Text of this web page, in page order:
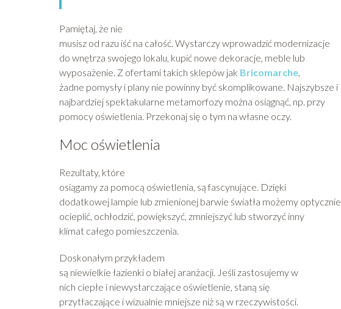
Pamiętaj, że nie
musisz od razu iść na całość. Wystarczy wprowadzić modernizacje
do wnętrza swojego lokalu, kupić nowe dekoracje, meble lub
wyposażenie. Z ofertami takich sklepów jak Bricomarche
żadne pomysły i plany nie powinny być skomplikowane. Najszybsze i
najbardziej spektakularne metamorfozy można osiągnąć, np. przy
pomocy oświetlenia. Przekonaj się o tym na własne oczy.
Moc oświetlenia
Rezultaty, które
osiągamy za pomocą oświetlenia, są fascynujące. Dzięki
dodatkowej lampie lub zmienionej barwie światła możemy optycznie
ocieplić, ochłodzić, powiększyć, zmniejszyć lub stworzyć inny
klimat całego pomieszczenia.
Doskonałym przykładem
są niewielkie łazienki o białej aranżacji. Jeśli zastosujemy w
nich ciepłe i niewystarczające oświetlenie, staną się
przytłaczające i wizualnie mniejsze niż są w rzeczywistości.